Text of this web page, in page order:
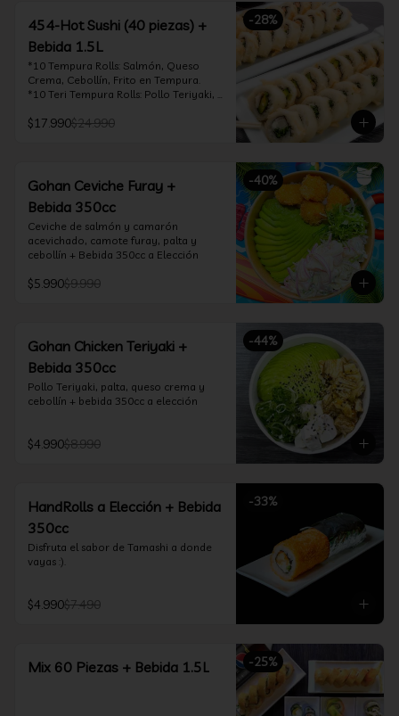
salmón y bañado en salsa acevichada
*10 Tempura Rolls: Salmón, Queso
Crema, Cebollín, Frito en Tempura.
*Incluye 2 palitos, 2 soya 30ml, 1 salsa
teriyaki 30ml
-28%
454-Hot Sushi (40 piezas) +
Bebida 1.5L
*10 Tempura Rolls: Salmón, Queso
Crema, Cebollín, Frito en Tempura.
*10 Teri Tempura Rolls: Pollo Teriyaki,
Tempura
Queso Crema y Cebollín, frito en
tempura
*Incluye 2 palitos, 2 soya 30ml, 1 salsa
teriyaki 30ml
$17.990$24.990
-40%
Gohan Ceviche Furay +
Bebida 350cc
Ceviche de salmón y camarón
acevichado, camote furay, palta y
cebollín + Bebida 350cc a Elección
$5.990$9.990
-44%
Gohan Chicken Teriyaki +
Bebida 350cc
Pollo Teriyaki, palta, queso crema y
cebollín + bebida 350cc a elección
$4.990$8.990
-33%
HandRolls a Elección + Bebida
350cc
Disfruta el sabor de Tamashi a donde
vayas :).
$4.990$7.490
-25%
Mix 60 Piezas + Bebida 1.5L